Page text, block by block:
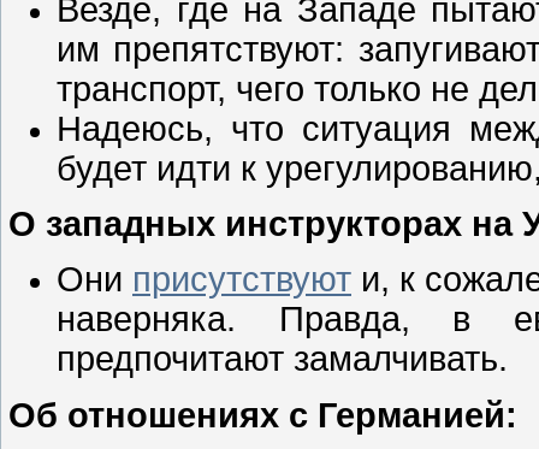
Везде, где на Западе
им препятствуют:
транспорт, чего только не
Надеюсь, что ситуация
будет идти к
О западных инструкторах на
Они присутствуют и, к
наверняка. Правда, в
предпочитают замалчивать.
Об отношениях с Германией: